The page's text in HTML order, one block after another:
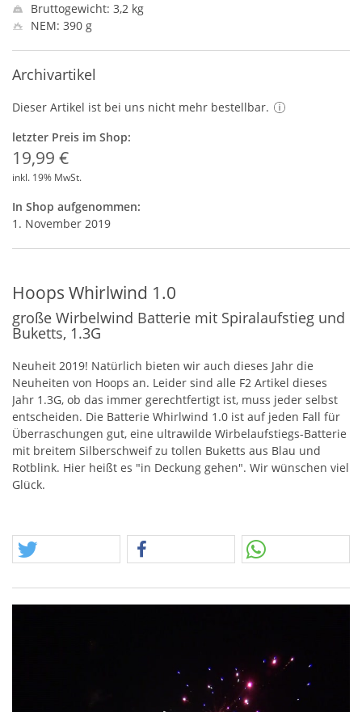
Bruttogewicht: 3,2 kg
NEM: 390 g
Archivartikel
Dieser Artikel ist bei uns nicht mehr bestellbar.
letzter Preis im Shop:
19,99 €
inkl. 19% MwSt.
In Shop aufgenommen:
1. November 2019
Hoops Whirlwind 1.0
große Wirbelwind Batterie mit Spiralaufstieg und
Buketts, 1.3G
Neuheit 2019! Natürlich bieten wir auch dieses Jahr die
Neuheiten von Hoops an. Leider sind alle F2 Artikel dieses
Jahr 1.3G, ob das immer gerechtfertigt ist, muss jeder selbst
entscheiden. Die Batterie Whirlwind 1.0 ist auf jeden Fall für
Überraschungen gut, eine ultrawilde Wirbelaufstiegs-Batterie
mit breitem Silberschweif zu tollen Buketts aus Blau und
Rotblink. Hier heißt es "in Deckung gehen". Wir wünschen viel
Glück.